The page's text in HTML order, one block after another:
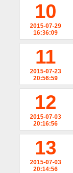
10
2015-07-29
16:36:09
11
2015-07-23
20:56:59
12
2015-07-03
20:16:56
13
2015-07-03
20:14:56